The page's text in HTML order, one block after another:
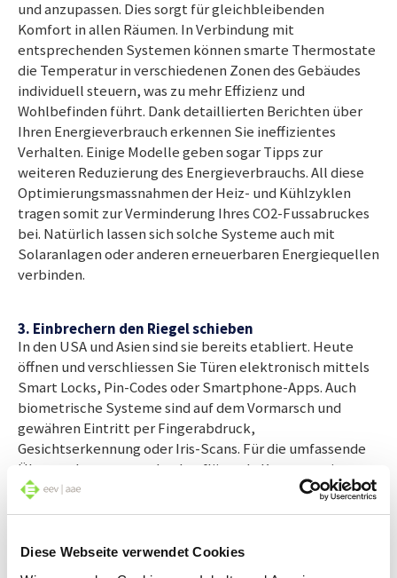
Diese Webseite verwendet Cookies
und anzupassen. Dies sorgt für gleichbleibenden
Komfort in allen Räumen. In Verbindung mit
entsprechenden Systemen können smarte Thermostate
die Temperatur in verschiedenen Zonen des Gebäudes
individuell steuern, was zu mehr Effizienz und
Wohlbefinden führt. Dank detaillierten Berichten über
Ihren Energieverbrauch erkennen Sie ineffizientes
Verhalten. Einige Modelle geben sogar Tipps zur
weiteren Reduzierung des Energieverbrauchs. All diese
Optimierungsmassnahmen der Heiz- und Kühlzyklen
tragen somit zur Verminderung Ihres CO2-Fussabruckes
bei. Natürlich lassen sich solche Systeme auch mit
Solaranlagen oder anderen erneuerbaren Energiequellen
verbinden.
3. Einbrechern den Riegel schieben
In den USA und Asien sind sie bereits etabliert. Heute
öffnen und verschliessen Sie Türen elektronisch mittels
Smart Locks, Pin-Codes oder Smartphone-Apps. Auch
biometrische Systeme sind auf dem Vormarsch und
gewähren Eintritt per Fingerabdruck,
Gesichtserkennung oder Iris-Scans. Für die umfassende
Überwachung sorgen hochauflösende Kameras mit
Nachtsicht, Bewegungs- und Geräuscherkennung. Tür-
und Fenstersensoren registrieren Bewegungen und
ungewöhnliches Verhalten. Verdächtige Aktivitäten
werden in Echtzeit per SMS, E-Mail oder via App